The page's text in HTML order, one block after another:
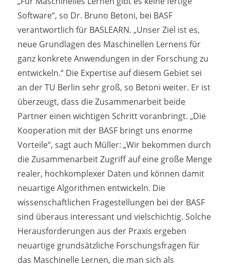
Software“, so Dr. Bruno Betoni, bei BASF
verantwortlich für BASLEARN. „Unser Ziel ist es,
neue Grundlagen des Maschinellen Lernens für
ganz konkrete Anwendungen in der Forschung zu
entwickeln.“ Die Expertise auf diesem Gebiet sei
an der TU Berlin sehr groß, so Betoni weiter. Er ist
überzeugt, dass die Zusammenarbeit beide
Partner einen wichtigen Schritt voranbringt. „Die
Kooperation mit der BASF bringt uns enorme
Vorteile“, sagt auch Müller: „Wir bekommen durch
die Zusammenarbeit Zugriff auf eine große Menge
realer, hochkomplexer Daten und können damit
neuartige Algorithmen entwickeln. Die
wissenschaftlichen Fragestellungen bei der BASF
sind überaus interessant und vielschichtig. Solche
Herausforderungen aus der Praxis ergeben
neuartige grundsätzliche Forschungsfragen für
das Maschinelle Lernen, die man sich als